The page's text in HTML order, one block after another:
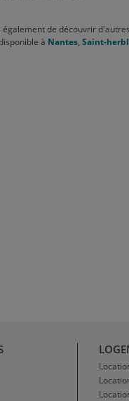
également de découvrir
à Nantes, Saint-